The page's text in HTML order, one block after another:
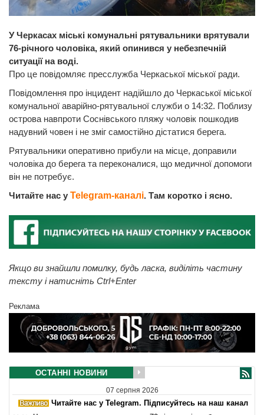
У Черкасах міські комунальні рятувальники врятували
76-річного чоловіка, який опинився у небезпечній
ситуації на воді.
Про це повідомляє пресслужба Черкаської міської ради.
Повідомлення про інцидент надійшло до Черкаської міської
комунальної аварійно-рятувальної служби о 14:32. Поблизу
острова навпроти Соснівського пляжу чоловік пошкодив
надувний човен і не зміг самостійно дістатися берега.
Рятувальники оперативно прибули на місце, доправили
чоловіка до берега та переконалися, що медичної допомоги
він не потребує.
Читайте нас у Telegram-каналі. Там коротко і ясно.
Якщо ви знайшли помилку, будь ласка, виділіть частину
тексту і натисніть Ctrl+Enter
Реклама
ОСТАННІ НОВИНИ
07 серпня 2026
Читайте нас у Telegram. Підписуйтесь на наш канал